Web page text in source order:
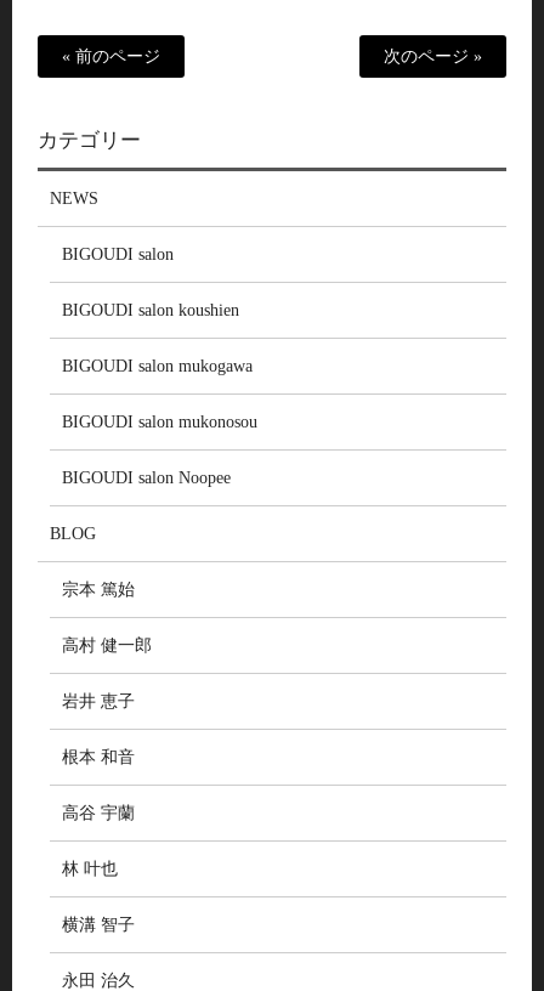
« 前のページ 次のページ »
カテゴリー
NEWS
BIGOUDI salon
BIGOUDI salon koushien
BIGOUDI salon mukogawa
BIGOUDI salon mukonosou
BIGOUDI salon Noopee
BLOG
宗本 篤始
高村 健一郎
岩井 恵子
根本 和音
高谷 宇蘭
林 叶也
横溝 智子
永田 治久